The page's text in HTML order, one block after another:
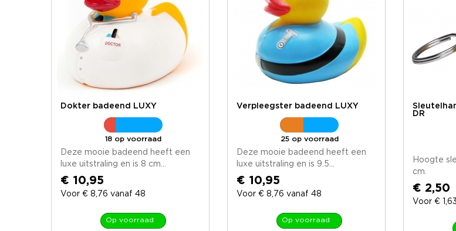
Dokter badeend LUXY
18 op voorraad
Deze mooie badeend heeft een
luxe uitstraling en is 8 cm...
€ 10,95
Voor € 8,76 vanaf 48
Op voorraad
Verpleegster badeend LUXY
25 op voorraad
Deze mooie badeend heeft een
luxe uitstraling en is 9.5...
€ 10,95
Voor € 8,76 vanaf 48
Op voorraad
DR
Hoogte
cm.
€ 2,50
Voor €